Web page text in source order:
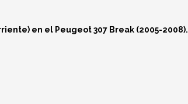
en el Peugeot 307 Break (2005-2008).